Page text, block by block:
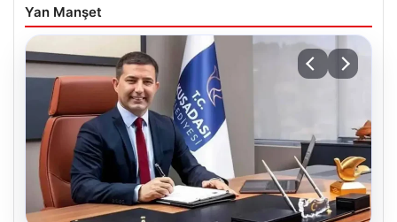
Yan Manşet